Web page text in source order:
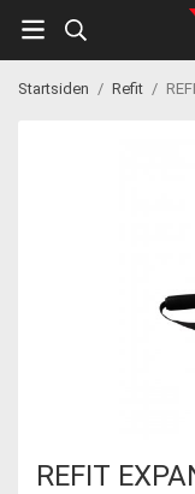
Startsiden / Refit /
REFIT